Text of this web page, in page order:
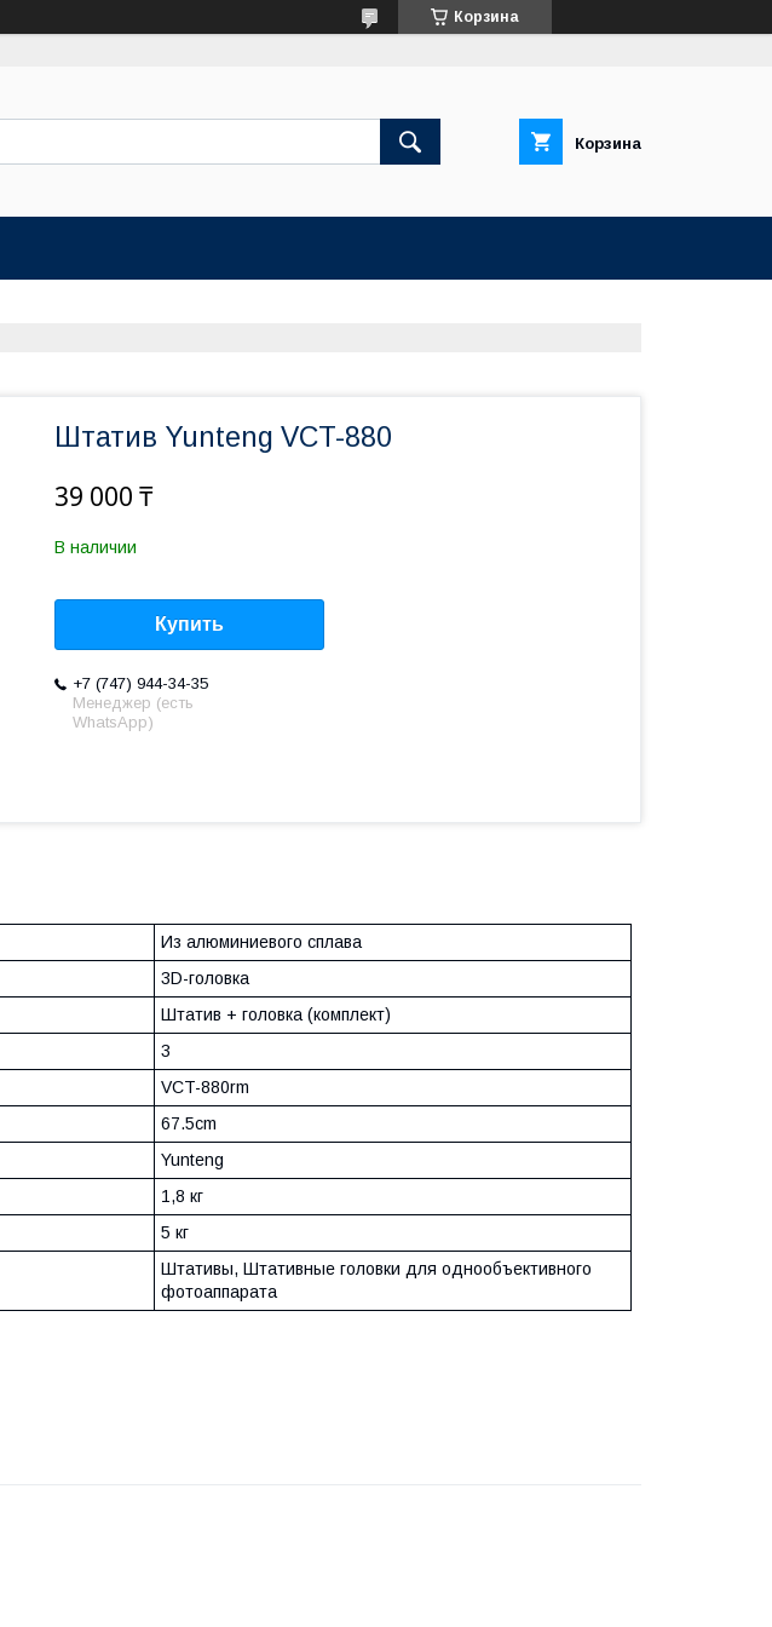
Корзина
Корзина
Штатив Yunteng VCT-880
39 000 ₸
В наличии
Купить
+7 (747) 944-34-35
Менеджер (есть
WhatsApp)
Из алюминиевого сплава
3D-головка
Штатив + головка (комплект)
3
VCT-880rm
67.5cm
Yunteng
1,8 кг
5 кг
Штативы, Штативные головки для однообъективного
фотоаппарата